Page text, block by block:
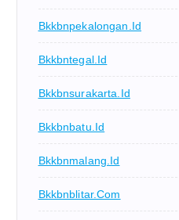
Bkkbnpekalongan.id
Bkkbntegal.id
Bkkbnsurakarta.id
Bkkbnbatu.id
Bkkbnmalang.id
Bkkbnblitar.com